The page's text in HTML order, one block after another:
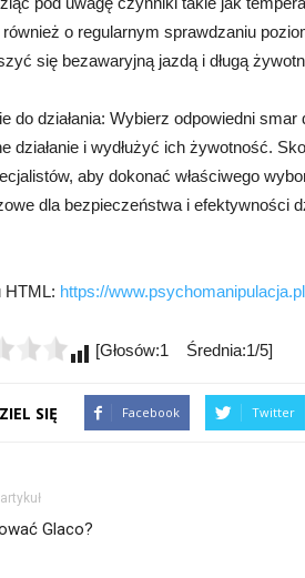
również o regularnym sprawdzaniu
się bezawaryjną jazdą i długą
do działania: Wybierz odpowiedni
działanie i wydłużyć ich żywotność.
aby dokonać właściwego
dla bezpieczeństwa i efektywności
HTML: https://
[Głosów:1 Średnia:1/5]
SIĘ Facebook Twitter
Glaco?